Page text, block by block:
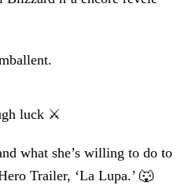
luck ⚔️
what she’s willing to do to
Trailer, ‘La Lupa.’ 🐺